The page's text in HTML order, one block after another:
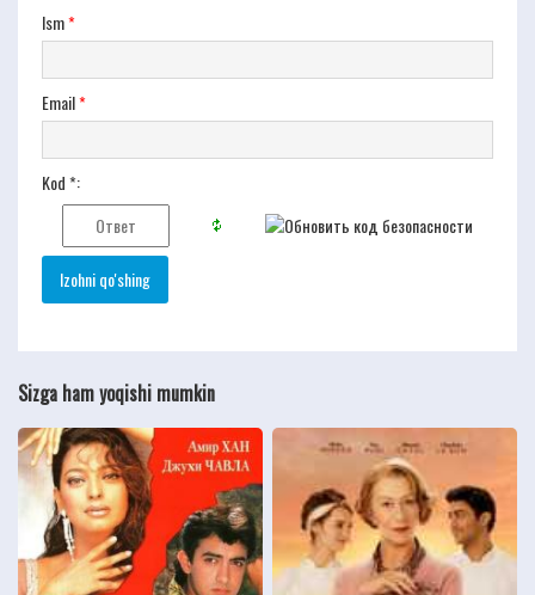
Ism*
Email*
Kod *:
Sizga ham yoqishi mumkin